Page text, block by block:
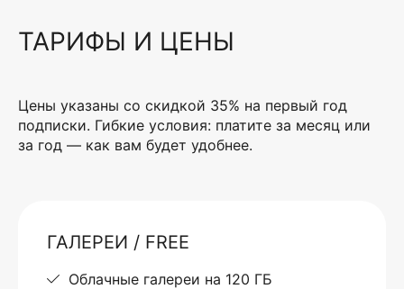
ТАРИФЫ И ЦЕНЫ
Цены указаны со скидкой 35% на первый год
подписки. Гибкие условия: платите за месяц или
за год — как вам будет удобнее.
ГАЛЕРЕИ / FREE
Облачные галереи на 120 ГБ